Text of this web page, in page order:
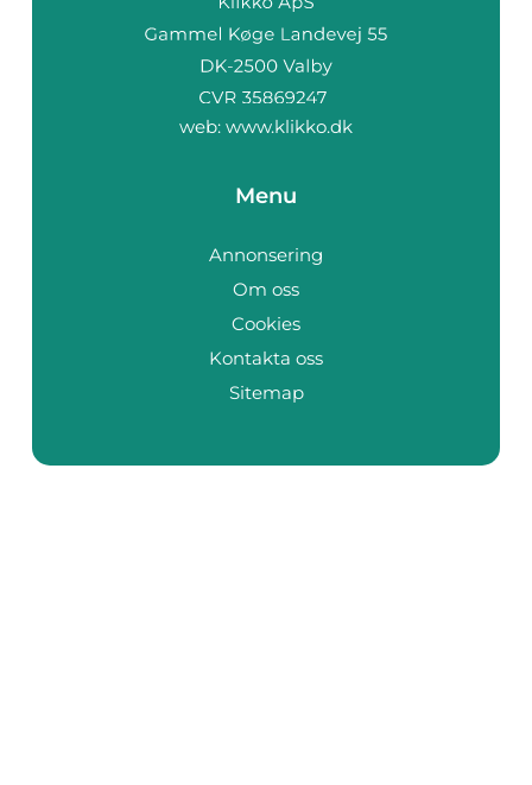
web: www.klikko.dk
Menu
Annonsering
Om oss
Cookies
Kontakta oss
Sitemap